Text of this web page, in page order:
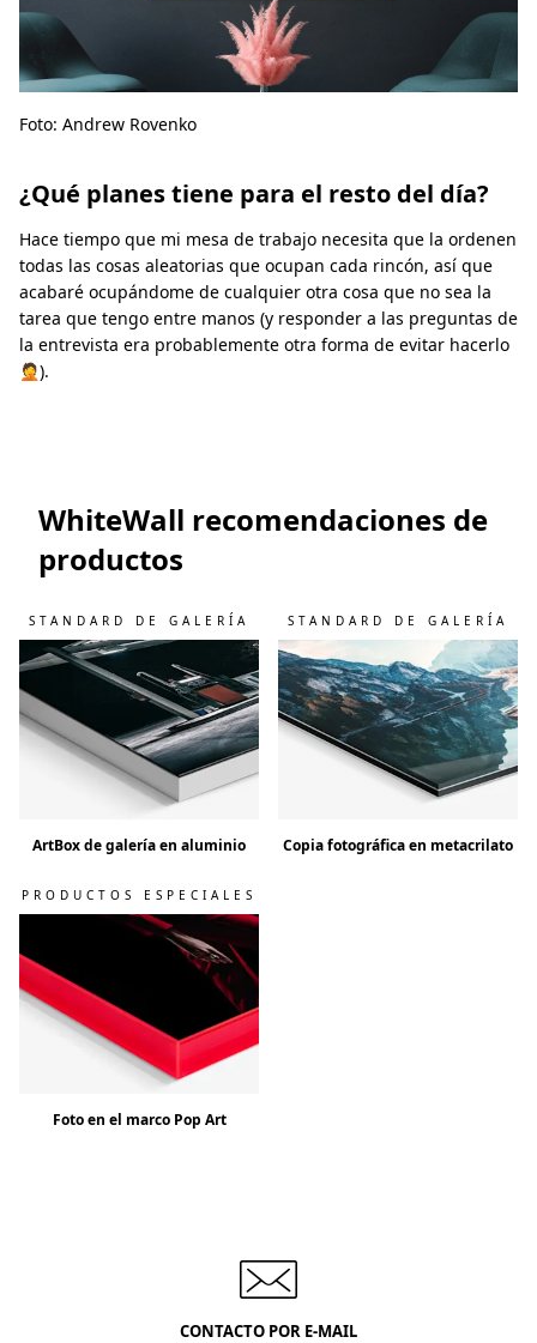
Foto: Andrew Rovenko
¿Qué planes tiene para el resto del día?
Hace tiempo que mi mesa de trabajo necesita que la ordenen
todas las cosas aleatorias que ocupan cada rincón, así que
acabaré ocupándome de cualquier otra cosa que no sea la
tarea que tengo entre manos (y responder a las preguntas de
la entrevista era probablemente otra forma de evitar hacerlo
🤦).
WhiteWall recomendaciones de
productos
STANDARD DE GALERÍA
ArtBox de galería en aluminio
STANDARD DE GALERÍA
Copia fotográfica en metacrilato
PRODUCTOS ESPECIALES
Foto en el marco Pop Art
CONTACTO POR E-MAIL